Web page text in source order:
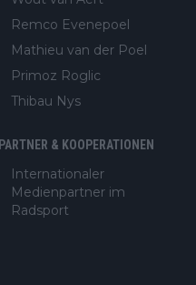
Remco Evenepoel
Mathieu van der Poel
Primoz Roglic
Thibau Nys
PARTNER & KOOPERATIONEN
Internationaler
Medienpartner im
Radsport